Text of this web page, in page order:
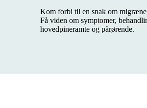
Kom forbi til en snak om
Få viden om symptomer,
hovedpineramte og pårørende.